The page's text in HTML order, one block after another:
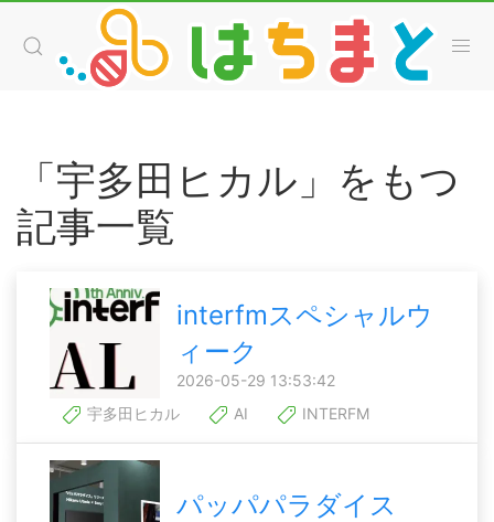
「宇多田ヒカル」をもつ
記事一覧
interfmスペシャルウ
ィーク
2026-05-29 13:53:42
宇多田ヒカル
AI INTERFM
パッパパラダイス